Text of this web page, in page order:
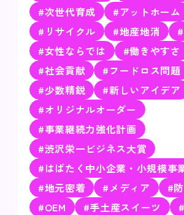
#次世代育成
#アットホーム
#リサイクル
#地産地消
#女性ならでは
#働きやすさ
#社会貢献
#フードロス問題
#少数精鋭
#新しいアイデア
#オリジナルオーダー
#事業継続力強化計画
#渋沢栄一ビジネス大賞
#はばたく中小企業・小規模事
#地元密着
#メディア
#
#OEM
#手土産スイーツ